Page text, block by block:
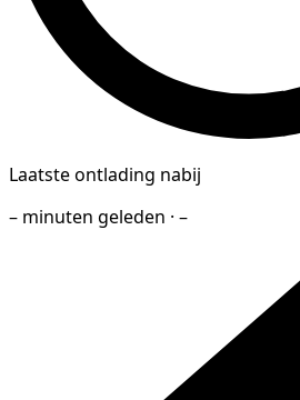
Laatste ontlading nabij
– minuten geleden · –